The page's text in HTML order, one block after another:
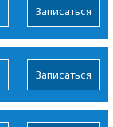
Записаться
Записаться